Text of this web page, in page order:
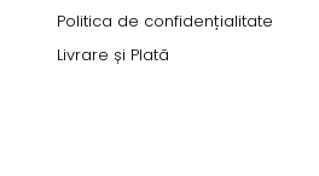
Politica de confidențialitate
Livrare și Plată